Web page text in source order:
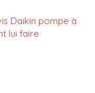
Daikin pompe à
lui faire